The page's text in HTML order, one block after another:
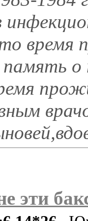
время
о
эти